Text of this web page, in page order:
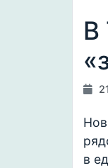
В
в